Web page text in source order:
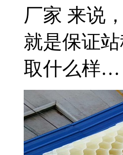
厂家 来说
就是保证
取什么样…